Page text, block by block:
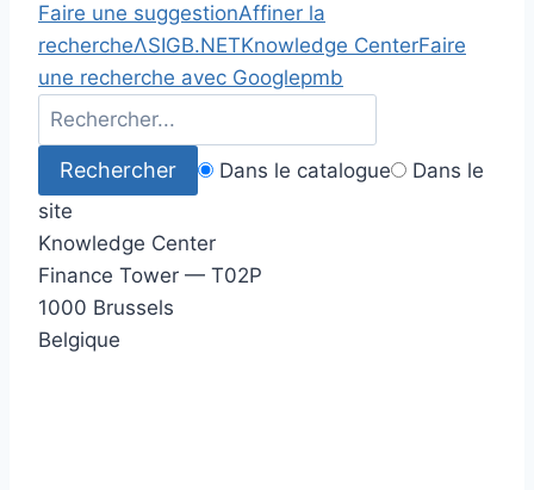
Faire une suggestionAffiner la
rechercheΛSIGB.NETKnowledge CenterFaire
une recherche avec Googlepmb
Dans le catalogue
Dans le
site
Knowledge Center
Finance Tower — T02P
1000 Brussels
Belgique